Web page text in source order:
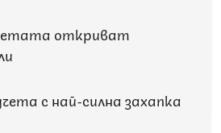
откриват
с най-силна захапка